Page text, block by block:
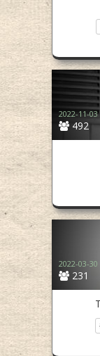
492
2022-11-03
231
2022-03-30